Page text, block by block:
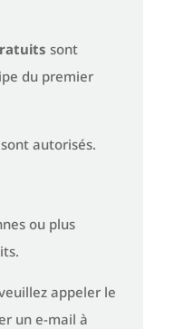
sont
du premier
autorisés.
ou plus
appeler le
un e-mail à